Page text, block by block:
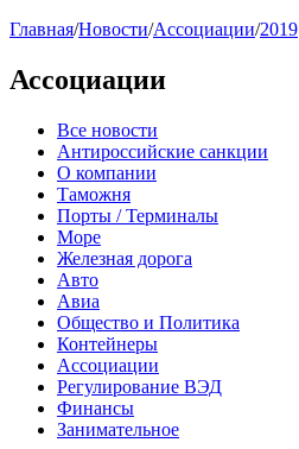
Главная/Новости/Ассоциации/2019
Ассоциации
Все новости
Антироссийские санкции
О компании
Таможня
Порты / Терминалы
Море
Железная дорога
Авто
Авиа
Общество и Политика
Контейнеры
Ассоциации
Регулирование ВЭД
Финансы
Занимательное